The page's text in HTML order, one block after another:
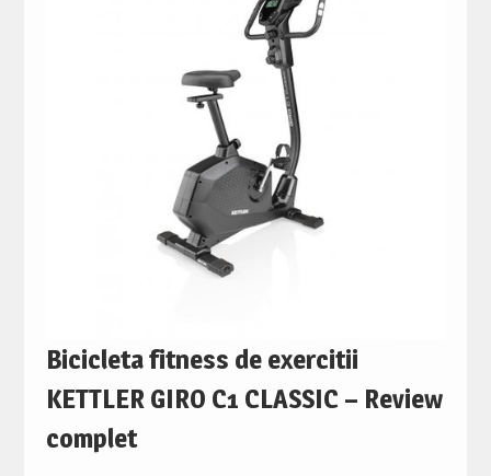
Bicicleta fitness de exercitii
KETTLER GIRO C1 CLASSIC – Review
complet